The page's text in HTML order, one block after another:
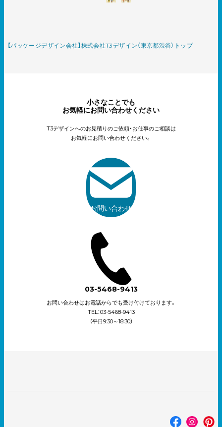
【パッケージデザイン会社】株式会社T3デザイン（東京都渋谷）トップ
小さなことでも
お気軽にお問い合わせください
T3デザインへのお見積りのご依頼・お仕事のご相談は
お気軽にお問い合わせください。
お問い合わせ
03-5468-9413
お問い合わせはお電話からでも受け付けております。
TEL：03-5468-9413
（平日9:30～18:30）